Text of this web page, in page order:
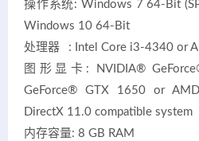
操作系统: Windows 7 64-Bit
Windows 10 64-Bit
处理器 : Intel Core i3-4340 or
图形显卡: NVIDIA®
GeForce® GTX 1650 or
DirectX 11.0 compatible system
内存容量: 8 GB RAM